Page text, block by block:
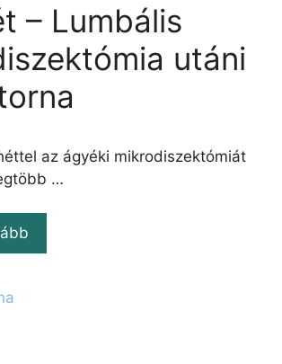
– Lumbális
utáni
az ágyéki mikrodiszektómiát
…